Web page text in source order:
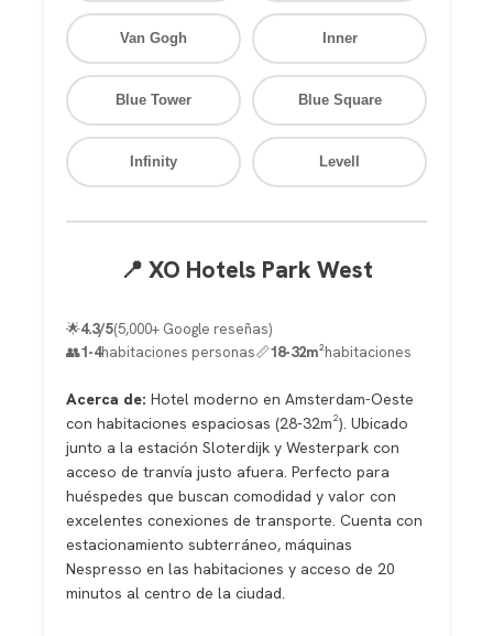
Van Gogh Inner
Blue Tower Blue Square
Infinity Levell
📍 XO Hotels Park West
🌟4.3/5(5,000+ Google reseñas)
👥1-4habitaciones personas📏18-32m²habitaciones
Acerca de: Hotel moderno en Amsterdam-Oeste
con habitaciones espaciosas (28-32m²). Ubicado
junto a la estación Sloterdijk y Westerpark con
acceso de tranvía justo afuera. Perfecto para
huéspedes que buscan comodidad y valor con
excelentes conexiones de transporte. Cuenta con
estacionamiento subterráneo, máquinas
Nespresso en las habitaciones y acceso de 20
minutos al centro de la ciudad.